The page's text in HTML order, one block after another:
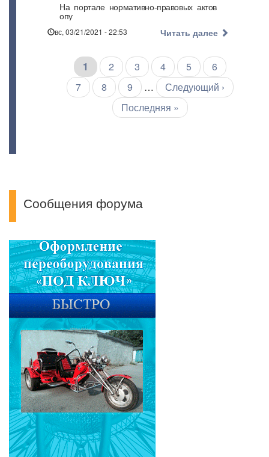
На портале нормативно-правовых актов
опу
вс, 03/21/2021 - 22:53 Читать далее
Нумерация
страниц
Текущая
страница
1 Страница
2 Страница
3 Страница
4 Страница
5 Страница
6
Страница
7 Страница
8 Страница
9 …
Следующая
страница
Следующий ›
Последняя
страница
Последняя »
Сообщения форума